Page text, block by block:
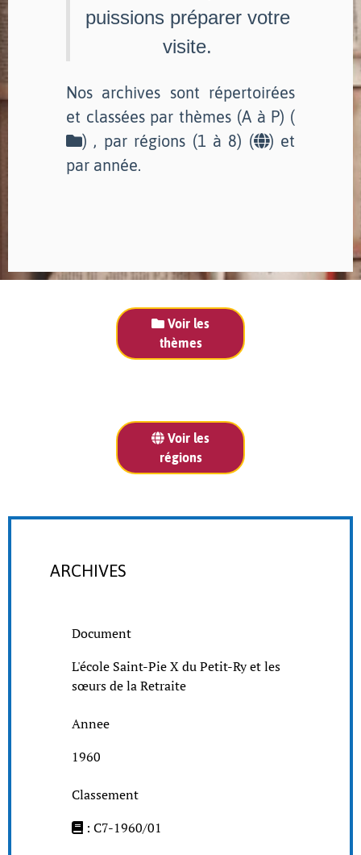
puissions préparer votre
visite.
Nos archives sont répertoirées
et classées par thèmes (A à P) (
) , par régions (1 à 8) (
) et
par année.
Voir les
thèmes
Voir les
régions
ARCHIVES
Document
L'école Saint-Pie X du Petit-Ry et les
sœurs de la Retraite
Annee
1960
Classement
: C7-1960/01